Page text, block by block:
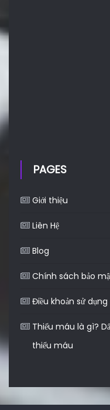
PAGES
Giới thiệu
Liên Hệ
Blog
Chính sách bảo
Điều khoản sử dụng
Thiếu máu là gì?
thiếu máu